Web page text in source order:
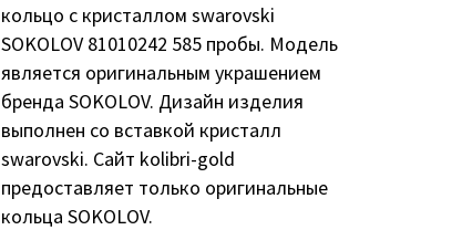
кольцо с кристаллом swarovski
SOKOLOV 81010242 585 пробы. Модель
является оригинальным украшением
бренда SOKOLOV. Дизайн изделия
выполнен со вставкой кристалл
swarovski. Сайт kolibri-gold
предоставляет только оригинальные
кольца SOKOLOV.